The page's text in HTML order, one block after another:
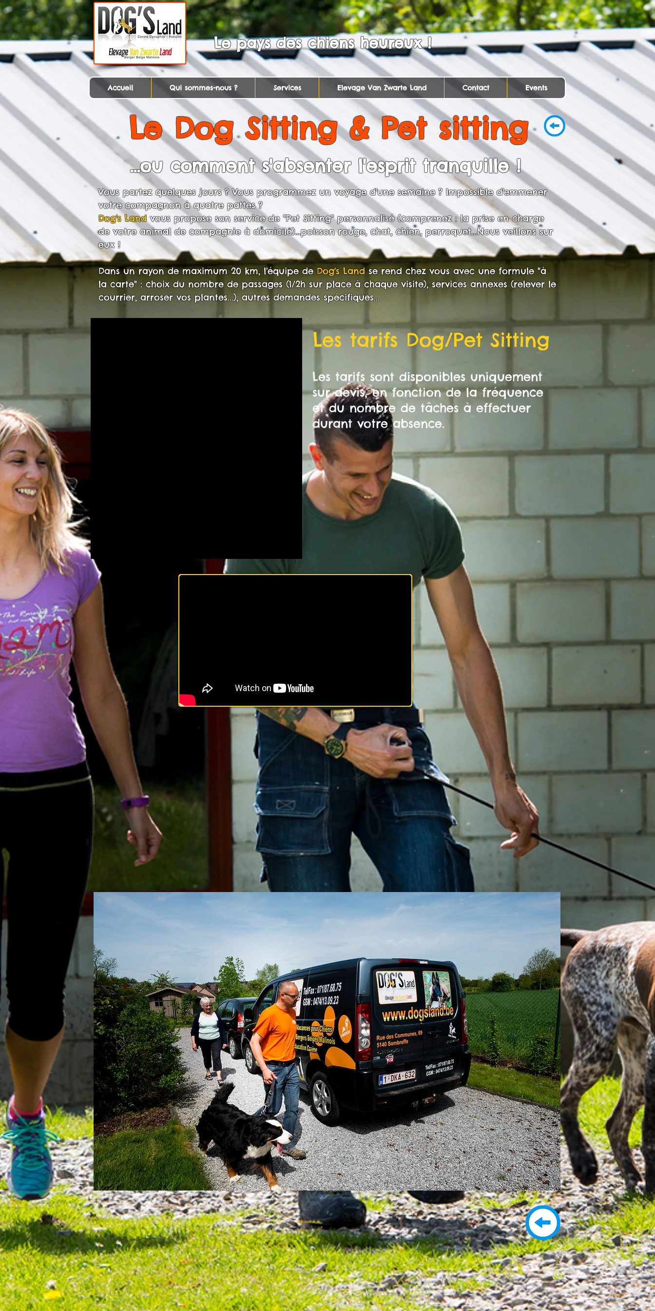
Le pays des chiens heureux !
Accueil Qui sommes-nous ? Services Elevage Van Zwarte Land Contact Events
Le Dog Sitting & Pet sitting
...ou comment s'absenter l'esprit tranquille !
Vous partez quelques jours ? Vous programmez un voyage d'une semaine ? Impossible d'emmener
votre compagnon à quatre pattes ?
Dog's Land vous propose son service de "Pet Sitting" personnalisé (comprenez : la prise en charge
de votre animal de compagnie à domicile)...poisson rouge, chat, chien, perroquet...Nous veillons sur
eux !
Dans un rayon de maximum 20 km, l'équipe de Dog's Landse rend chez vous avec une formule "à
la carte" : choix du nombre de passages (1/2h sur place à chaque visite), services annexes (relever le
courrier, arroser vos plantes...), autres demandes spécifiques...
Les tarifs Dog/Pet Sitting
Les tarifs sont disponibles uniquement
sur devis, en fonction de la fréquence
et du nombre de tâches à effectuer
durant votre absence.